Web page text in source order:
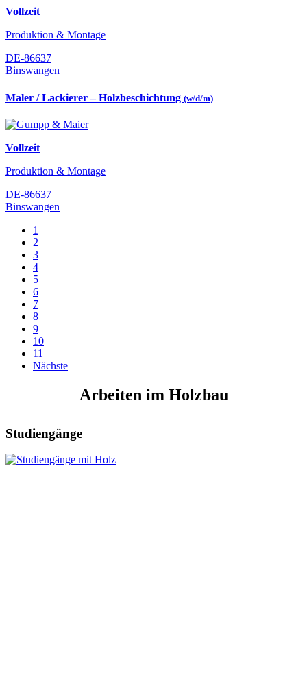
Vollzeit
Produktion & Montage
DE-86637
Binswangen
Maler / Lackierer – Holzbeschichtung (w/d/m)
Vollzeit
Produktion & Montage
DE-86637
Binswangen
1
2
3
4
5
6
7
8
9
10
11
Nächste
Arbeiten im Holzbau
Studiengänge